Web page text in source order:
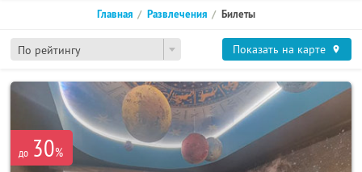
По рейтингу
Главная Развлечения Билеты
Показать на карте
до 30%